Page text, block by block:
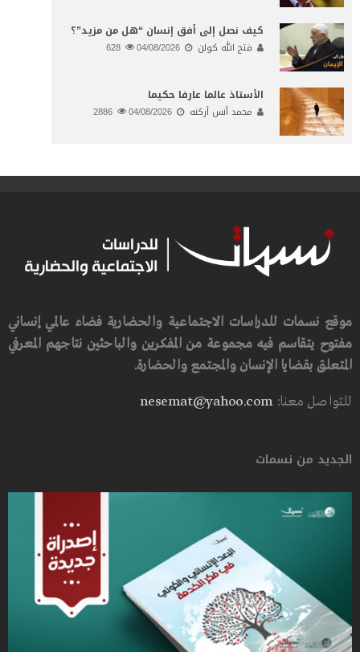
كيف نصل إلى أفق إنسان “هل من مزيد”؟
فتح الله كولن 04/08/2026
الأستاذ عالما عارفا حكيما
محمد أنس أركنه 04/08/2026
موقع نسمات للدراسات الاجتماعية والحضارية فضاء عالمي إنساني
مفتوح يتقاسم فيه مجموعة من المفكرين والباحثين نتاجهم المعرفي
المتعلق بقضايا الإنسان والمجتمع والحضارة.
للتواصل معنا:nesemat@yahoo.com
الجديد من نسمات